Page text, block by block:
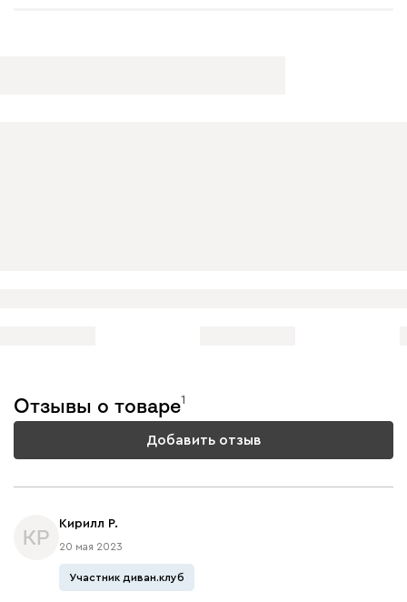
Отзывы о товаре1
Добавить отзыв
КР
Кирилл Р.
20 мая 2023
Участник диван.клуб